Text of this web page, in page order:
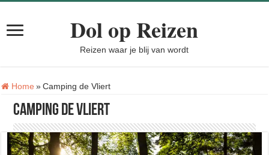
Dol op Reizen
Reizen waar je blij van wordt
Home »Tag:
Camping de Vliert
Camping de Vliert